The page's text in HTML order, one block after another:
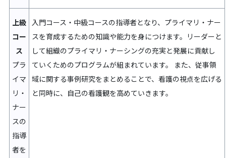
上級
コー
ス
プラ
イマ
リ・
ナー
スの
指導
者を
入門コース・中級コースの指導者となり、プライマリ・ナー
スを育成するための知識や能力を身につけます。リーダーと
して組織のプライマリ・ナーシングの充実と発展に貢献し
ていくためのプログラムが組まれています。 また、従事領
域に関する事例研究をまとめることで、看護の視点を広げる
と同時に、自己の看護観を高めていきます。